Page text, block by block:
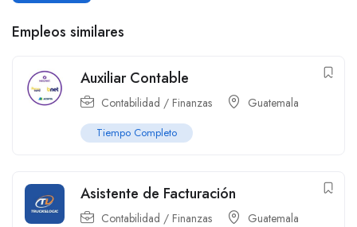
Empleos similares
Auxiliar Contable
Contabilidad / Finanzas Guatemala
Tiempo Completo
Asistente de Facturación
Contabilidad / Finanzas
Guatemala